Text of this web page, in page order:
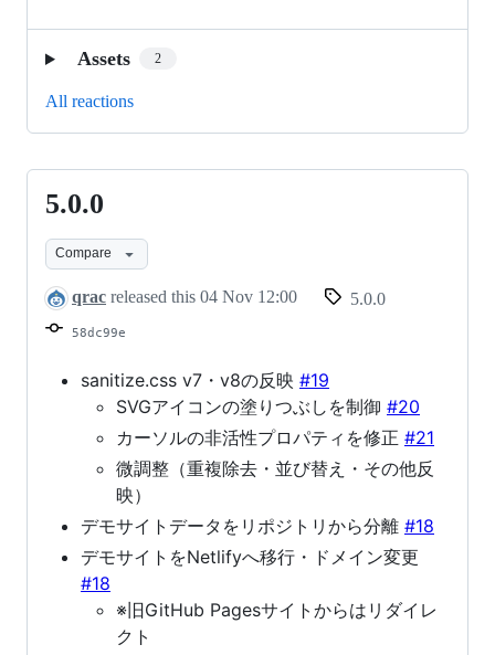
Assets 2
All reactions
5.0.0
5.0.0
Compare
qrac released this 04 Nov 12:00 5.0.0
58dc99e
sanitize.css v7・v8の反映 #19
SVGアイコンの塗りつぶしを制御 #20
カーソルの非活性プロパティを修正 #21
微調整（重複除去・並び替え・その他反
映）
デモサイトデータをリポジトリから分離 #18
デモサイトをNetlifyへ移行・ドメイン変更
#18
※旧GitHub Pagesサイトからはリダイレ
クト